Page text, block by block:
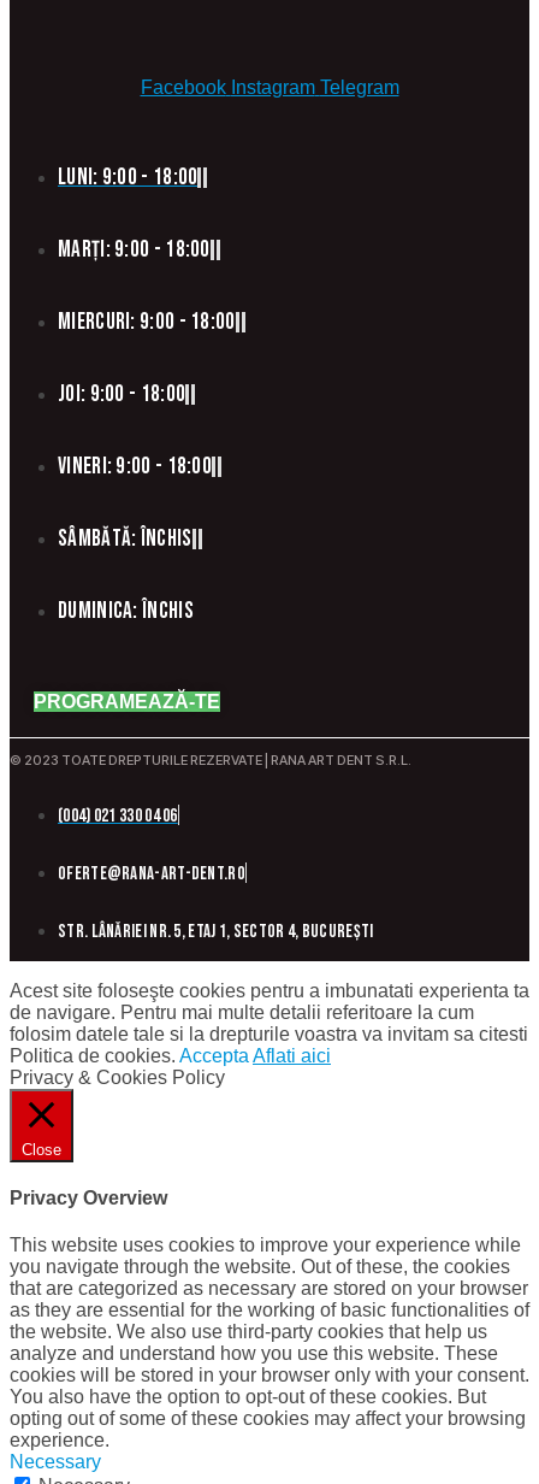
Facebook Instagram Telegram
Luni: 9:00 - 18:00
Marți: 9:00 - 18:00
Miercuri: 9:00 - 18:00
Joi: 9:00 - 18:00
Vineri: 9:00 - 18:00
Sâmbătă: Închis
Duminica: Închis
PROGRAMEAZĂ-TE
© 2023 TOATE DREPTURILE REZERVATE | RANA ART DENT S.R.L.
(004) 021 330 04 06
oferte@rana-art-dent.ro
Str. Lânăriei nr. 5, etaj 1, sector 4, București
Acest site foloseşte cookies pentru a imbunatati experienta ta
de navigare. Pentru mai multe detalii referitoare la cum
folosim datele tale si la drepturile voastra va invitam sa citesti
Politica de cookies. Accepta Aflati aici
Privacy & Cookies Policy
Close
Privacy Overview
This website uses cookies to improve your experience while
you navigate through the website. Out of these, the cookies
that are categorized as necessary are stored on your browser
as they are essential for the working of basic functionalities of
the website. We also use third-party cookies that help us
analyze and understand how you use this website. These
cookies will be stored in your browser only with your consent.
You also have the option to opt-out of these cookies. But
opting out of some of these cookies may affect your browsing
experience.
Necessary